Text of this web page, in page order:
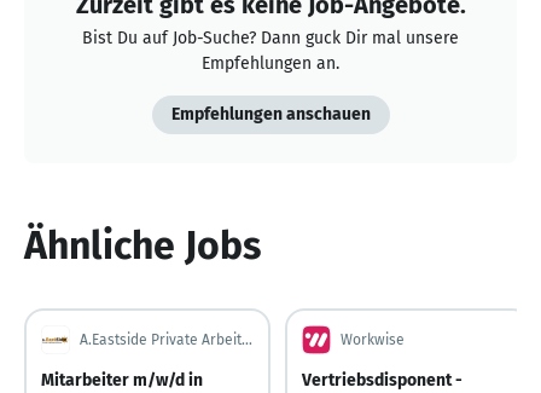
Bist Du auf Job-Suche? Dann guck Dir mal unsere
Empfehlungen an.
Empfehlungen anschauen
Ähnliche Jobs
A.Eastside Private Arbeitsvermittlung GbR
Mitarbeiter m/w/d in
Workwise
Vertriebsdisponent -